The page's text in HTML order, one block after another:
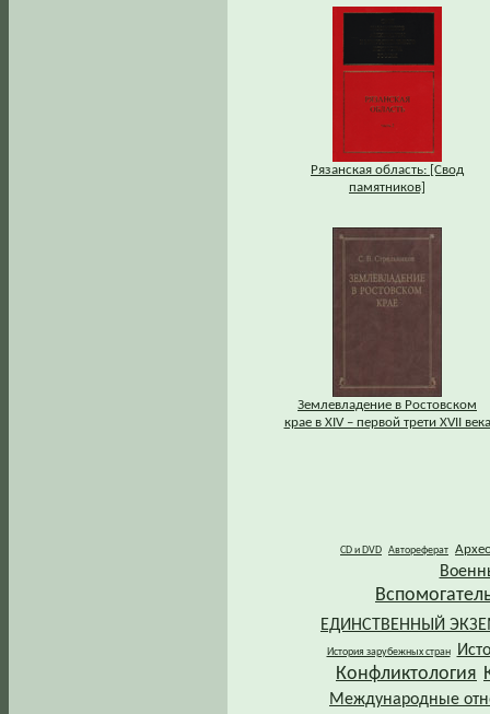
Рязанская область: [Свод
памятников]
Землевладение в Ростовском
крае в XIV – первой трети XVII века
CD и DVD Автореферат
ЕДИНСТВЕННЫЙ
История зарубежных стран
Конфликтология
Международные